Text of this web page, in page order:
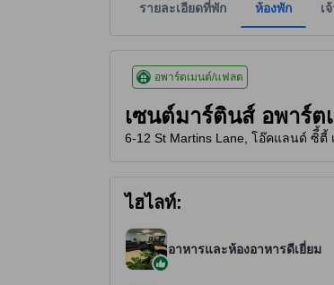
รายละเอียดที่พัก ห้องพัก เ
อพาร์ตเมนต์/แฟลต
เซนต์มาร์ตินส์ อพาร์ต
6-12 St Martins Lane, โอ๊คแลนด์ ซิี้
ไฮไลท์:
อาหารและห้องอาหารดีเยี่ยม